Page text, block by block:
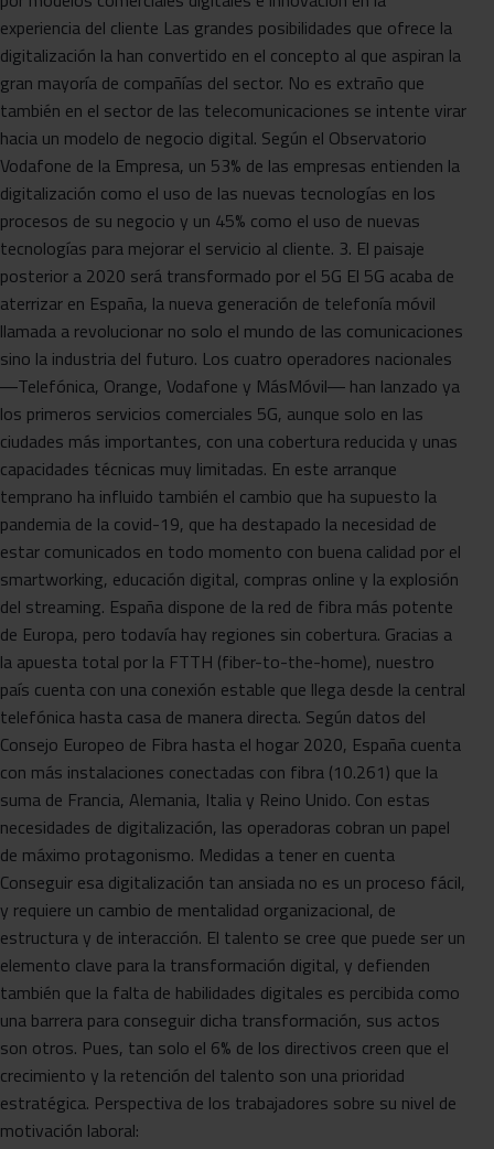
experiencia del cliente Las grandes posibilidades que ofrece la
digitalización la han convertido en el concepto al que aspiran la
gran mayoría de compañías del sector. No es extraño que
también en el sector de las telecomunicaciones se intente virar
hacia un modelo de negocio digital. Según el Observatorio
Vodafone de la Empresa, un 53% de las empresas entienden la
digitalización como el uso de las nuevas tecnologías en los
procesos de su negocio y un 45% como el uso de nuevas
tecnologías para mejorar el servicio al cliente. 3. El paisaje
posterior a 2020 será transformado por el 5G El 5G acaba de
aterrizar en España, la nueva generación de telefonía móvil
llamada a revolucionar no solo el mundo de las comunicaciones
sino la industria del futuro. Los cuatro operadores nacionales
―Telefónica, Orange, Vodafone y MásMóvil― han lanzado ya
los primeros servicios comerciales 5G, aunque solo en las
ciudades más importantes, con una cobertura reducida y unas
capacidades técnicas muy limitadas. En este arranque
temprano ha influido también el cambio que ha supuesto la
pandemia de la covid-19, que ha destapado la necesidad de
estar comunicados en todo momento con buena calidad por el
smartworking, educación digital, compras online y la explosión
del streaming. España dispone de la red de fibra más potente
de Europa, pero todavía hay regiones sin cobertura. Gracias a
la apuesta total por la FTTH (fiber-to-the-home), nuestro
país cuenta con una conexión estable que llega desde la central
telefónica hasta casa de manera directa. Según datos del
Consejo Europeo de Fibra hasta el hogar 2020, España cuenta
con más instalaciones conectadas con fibra (10.261) que la
suma de Francia, Alemania, Italia y Reino Unido. Con estas
necesidades de digitalización, las operadoras cobran un papel
de máximo protagonismo. Medidas a tener en cuenta
Conseguir esa digitalización tan ansiada no es un proceso fácil,
y requiere un cambio de mentalidad organizacional, de
estructura y de interacción. El talento se cree que puede ser un
elemento clave para la transformación digital, y defienden
también que la falta de habilidades digitales es percibida como
una barrera para conseguir dicha transformación, sus actos
son otros. Pues, tan solo el 6% de los directivos creen que el
crecimiento y la retención del talento son una prioridad
estratégica. Perspectiva de los trabajadores sobre su nivel de
motivación laboral: